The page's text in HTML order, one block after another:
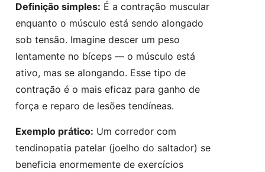
Definição simples: É a contração muscular
enquanto o músculo está sendo alongado
sob tensão. Imagine descer um peso
lentamente no bíceps — o músculo está
ativo, mas se alongando. Esse tipo de
contração é o mais eficaz para ganho de
força e reparo de lesões tendíneas.
Exemplo prático: Um corredor com
tendinopatia patelar (joelho do saltador) se
beneficia enormemente de exercícios